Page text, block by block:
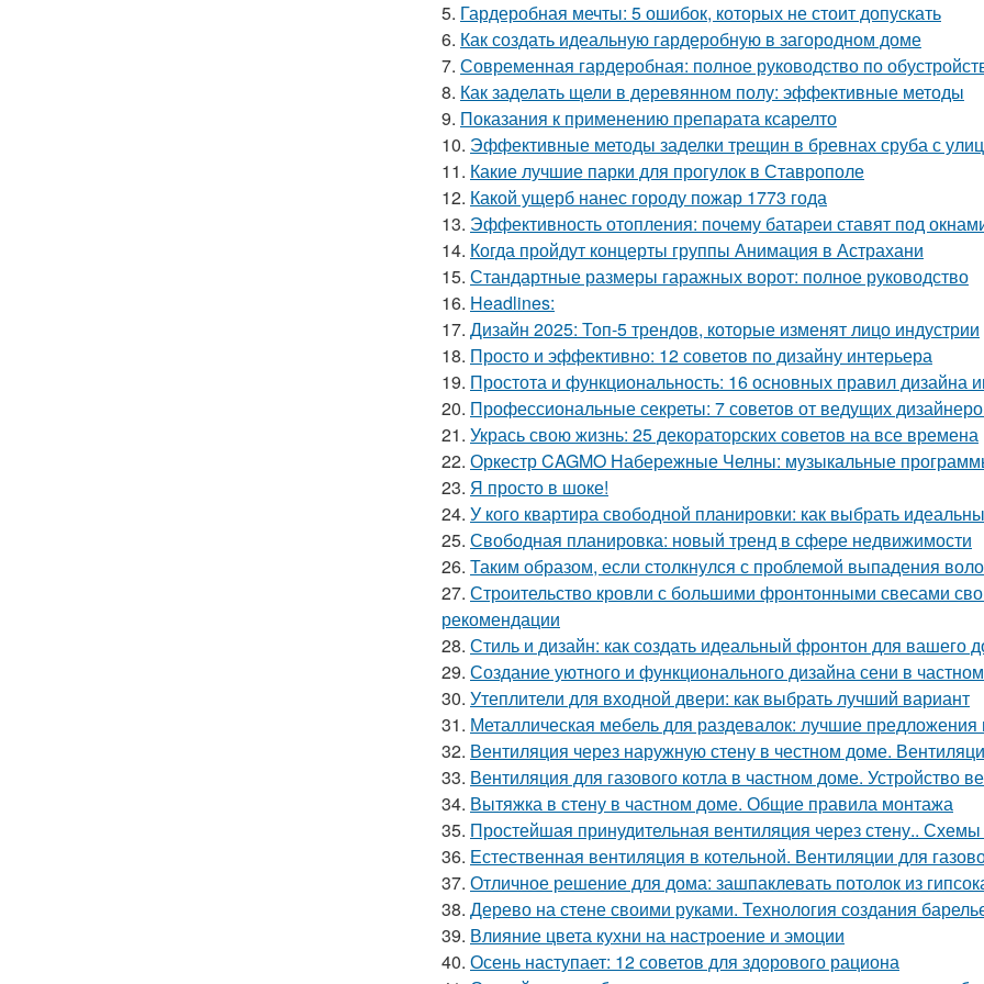
5. Гардеробная мечты: 5 ошибок, которых не стоит допускать
6. Как создать идеальную гардеробную в загородном доме
7. Современная гардеробная: полное руководство по
8. Как заделать щели в деревянном полу: эффективные методы
9. Показания к применению препарата ксарелто
10. Эффективные методы заделки трещин в бревнах сруба с
11. Какие лучшие парки для прогулок в Ставрополе
12. Какой ущерб нанес городу пожар 1773 года
13. Эффективность отопления: почему батареи ставят под
14. Когда пройдут концерты группы Анимация в Астрахани
15. Стандартные размеры гаражных ворот: полное руководство
16. Headlines:
17. Дизайн 2025: Топ-5 трендов, которые изменят лицо индустрии
18. Просто и эффективно: 12 советов по дизайну интерьера
19. Простота и функциональность: 16 основных правил дизайна
20. Профессиональные секреты: 7 советов от ведущих
21. Укрась свою жизнь: 25 декораторских советов на все времена
22. Оркестр CAGMO Набережные Челны: музыкальные
23. Я просто в шоке!
24. У кого квартира свободной планировки: как выбрать
25. Свободная планировка: новый тренд в сфере недвижимости
26. Таким образом, если столкнулся с проблемой выпадения
27. Строительство кровли с большими фронтонными свесами
рекомендации
28. Стиль и дизайн: как создать идеальный фронтон для вашего
29. Создание уютного и функционального дизайна сени в
30. Утеплители для входной двери: как выбрать лучший вариант
31. Металлическая мебель для раздевалок: лучшие предложения
32. Вентиляция через наружную стену в честном доме.
33. Вентиляция для газового котла в частном доме. Устройство
34. Вытяжка в стену в частном доме. Общие правила монтажа
35. Простейшая принудительная вентиляция через стену..
36. Естественная вентиляция в котельной. Вентиляции для
37. Отличное решение для дома: зашпаклевать потолок из
38. Дерево на стене своими руками. Технология создания
39. Влияние цвета кухни на настроение и эмоции
40. Осень наступает: 12 советов для здорового рациона